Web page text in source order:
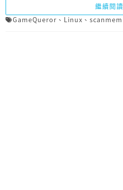
繼續閱讀
GameQueror 、 Linux 、 scanmem